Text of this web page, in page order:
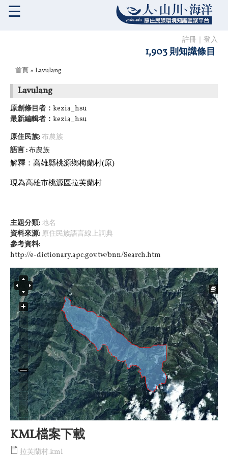
註冊 登入
1,903 則知識條目
☰
您在這裡
首頁 » Lavulang
Lavulang
原創條目者： kezia_hsu
最新編輯者： kezia_hsu
原住民族:布農族
語言 布農族
解釋：高雄縣桃源鄉梅蘭村(原)
現為高雄市桃源區拉芙蘭村
主題分類:地名
資料來源: 原住民族語言線上詞典
參考資料:
http://e-dictionary.apc.gov.tw/bnn/Search.htm
KML檔案下載
拉芙蘭村.kml